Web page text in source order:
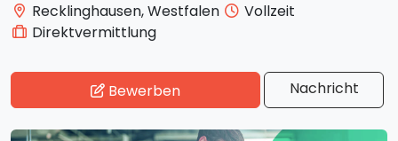
Recklinghausen, Westfalen
Vollzeit
Direktvermittlung
Bewerben Nachricht